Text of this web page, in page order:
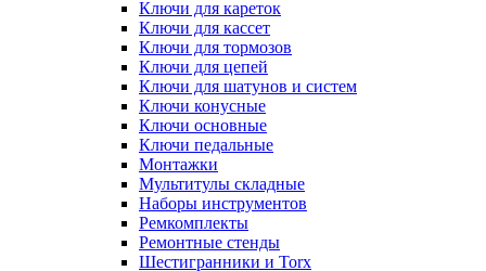
Ключи для кареток
Ключи для кассет
Ключи для тормозов
Ключи для цепей
Ключи для шатунов и систем
Ключи конусные
Ключи основные
Ключи педальные
Монтажки
Мультитулы складные
Наборы инструментов
Ремкомплекты
Ремонтные стенды
Шестигранники и Torx